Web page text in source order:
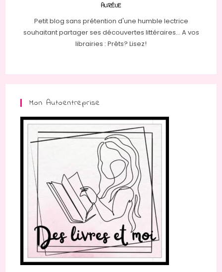
AURÉLIE
Petit blog sans prétention d'une humble lectrice
souhaitant partager ses découvertes littéraires... A vos
librairies : Prêts? Lisez!
Mon Autoentreprise